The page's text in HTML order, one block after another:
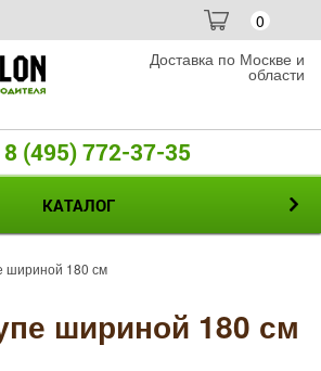
0
Доставка по Москве и
области
8 (495) 772-37-35
КАТАЛОГ
шириной 180 см
шириной 180 см